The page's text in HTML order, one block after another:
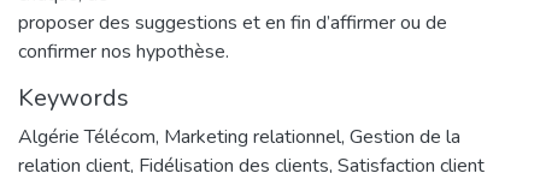
proposer des suggestions et en fin d’affirmer ou de
confirmer nos hypothèse.
Keywords
Algérie Télécom, Marketing relationnel, Gestion de la
relation client, Fidélisation des clients, Satisfaction client